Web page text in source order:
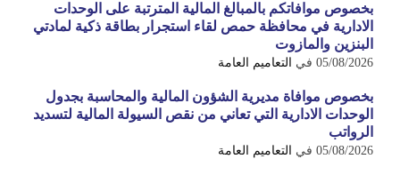
بخصوص موافاتكم بالمبالغ المالية المترتبة على الوحدات
الادارية في محافظة حمص لقاء استجرار بطاقة ذكية لمادتي
البنزين والمازوت
05/08/2026 في التعاميم العامة
بخصوص موافاة مديرية الشؤون المالية والمحاسبة بجدول
الوحدات الادارية التي تعاني من نقص السيولة المالية لتسديد
الرواتب
05/08/2026 في التعاميم العامة